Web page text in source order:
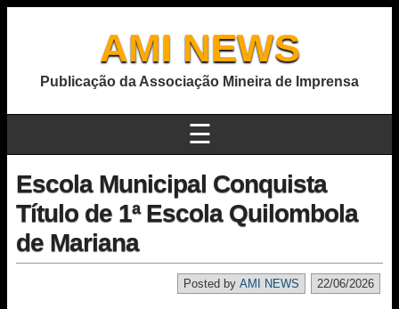
AMI NEWS
Publicação da Associação Mineira de Imprensa
☰
Escola Municipal Conquista
Título de 1ª Escola Quilombola
de Mariana
22/06/2026
Posted by AMI NEWS